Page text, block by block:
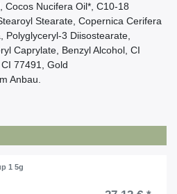
Cocos Nucifera Oil*, C10-18
Stearate, Copernica Cerifera
Polyglyceryl-3 Diisostearate,
Caprylate, Benzyl Alcohol, CI
77491, Gold
Anbau.
1 5g